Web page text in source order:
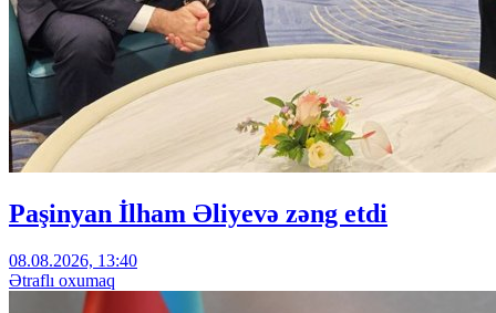
Paşinyan İlham Əliyevə zəng etdi
08.08.2026, 13:40
Ətraflı oxumaq